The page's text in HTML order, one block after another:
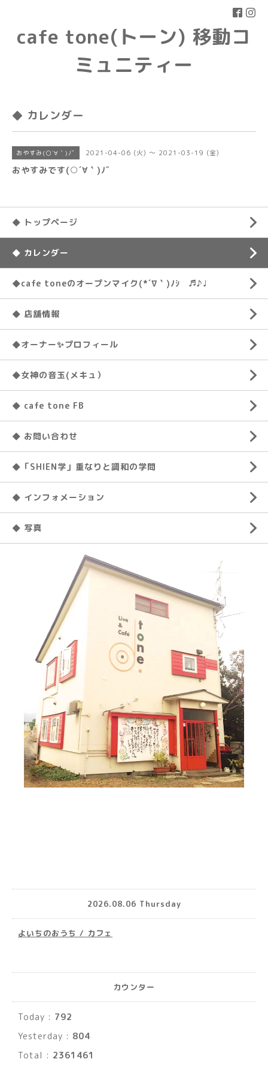
cafe tone(トーン) 移動コ
ミュニティー
◆ カレンダー
おやすみ(○´∀｀)ﾉﾞ 2021-04-06 (火) ～ 2021-03-19 (金)
おやすみです(○´∀｀)ﾉﾞ
◆ トップページ
◆ カレンダー
◆cafe toneのオープンマイク(*´∇｀)ﾉｼ ♬♪♩
◆ 店舗情報
◆オーナー✨プロフィール
◆女神の音玉(メキュ）
◆ cafe tone FB
◆ お問い合わせ
◆「SHIEN学」重なりと調和の学問
◆ インフォメーション
◆ 写真
2026.08.06 Thursday
よいちのおうち / カフェ
カウンター
Today : 792
Yesterday : 804
Total : 2361461